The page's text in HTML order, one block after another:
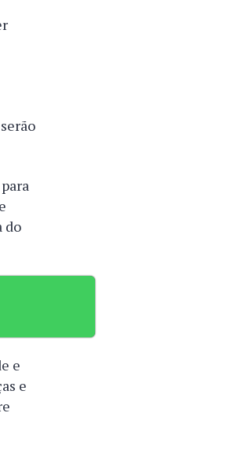
do
e
e